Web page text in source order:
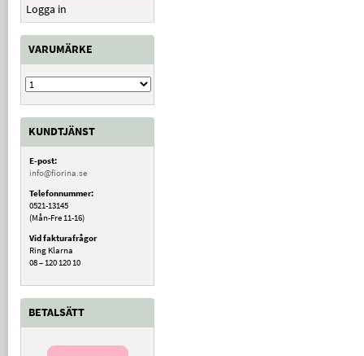
Logga in
VARUMÄRKE
KUNDTJÄNST
E-post:
info@fiorina.se
Telefonnummer:
0521-13145
(Mån-Fre 11-16)
Vid fakturafrågor
Ring Klarna
08 – 120 120 10
BETALSÄTT